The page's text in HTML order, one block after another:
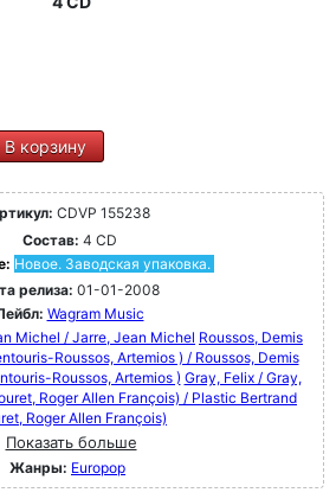
В корзину
CDVP 155238
Состав: 4 CD
Новое. Заводская упаковка.
релиза: 01-01-2008
Wagram Music
Michel / Jarre, Jean Michel Roussos, Demis
Roussos, Artemios ) / Roussos, Demis
Roussos, Artemios ) Gray, Felix / Gray,
Roger Allen François) / Plastic Bertrand
Roger Allen François)
Показать больше
Жанры: Europop